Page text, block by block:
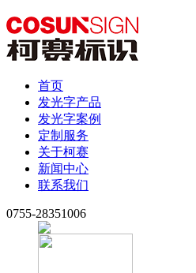
首页
发光字产品
发光字案例
定制服务
关于柯赛
新闻中心
联系我们
0755-28351006